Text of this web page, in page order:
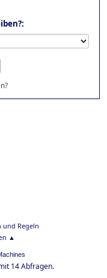
und Regeln
▲
14 Abfragen.